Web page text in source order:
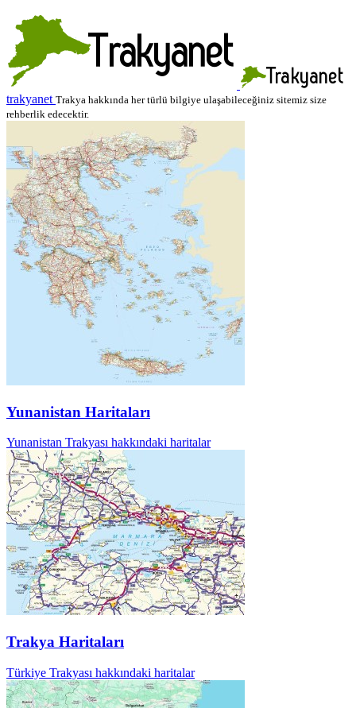
trakyanet Trakya hakkında her türlü bilgiye ulaşabileceğiniz sitemiz size
rehberlik edecektir.
Yunanistan Haritaları
Yunanistan Trakyası hakkındaki haritalar
Trakya Haritaları
Türkiye Trakyası hakkındaki haritalar